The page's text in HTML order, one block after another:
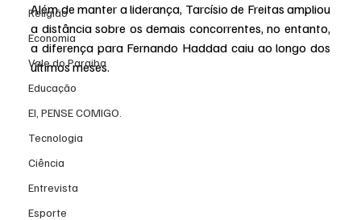
Religião
Economia
Vale do Paraiba
Educação
EI, PENSE COMIGO.
Tecnologia
Ciência
Entrevista
Esporte
Além de manter a liderança, Tarcísio de Freitas ampliou
a distância sobre os demais concorrentes, no entanto,
a diferença para Fernando Haddad caiu ao longo dos
últimos meses.